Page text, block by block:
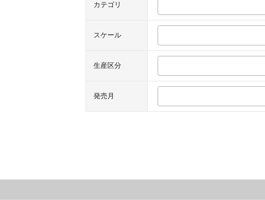
カテゴリ
スケール
生産区分
発売月